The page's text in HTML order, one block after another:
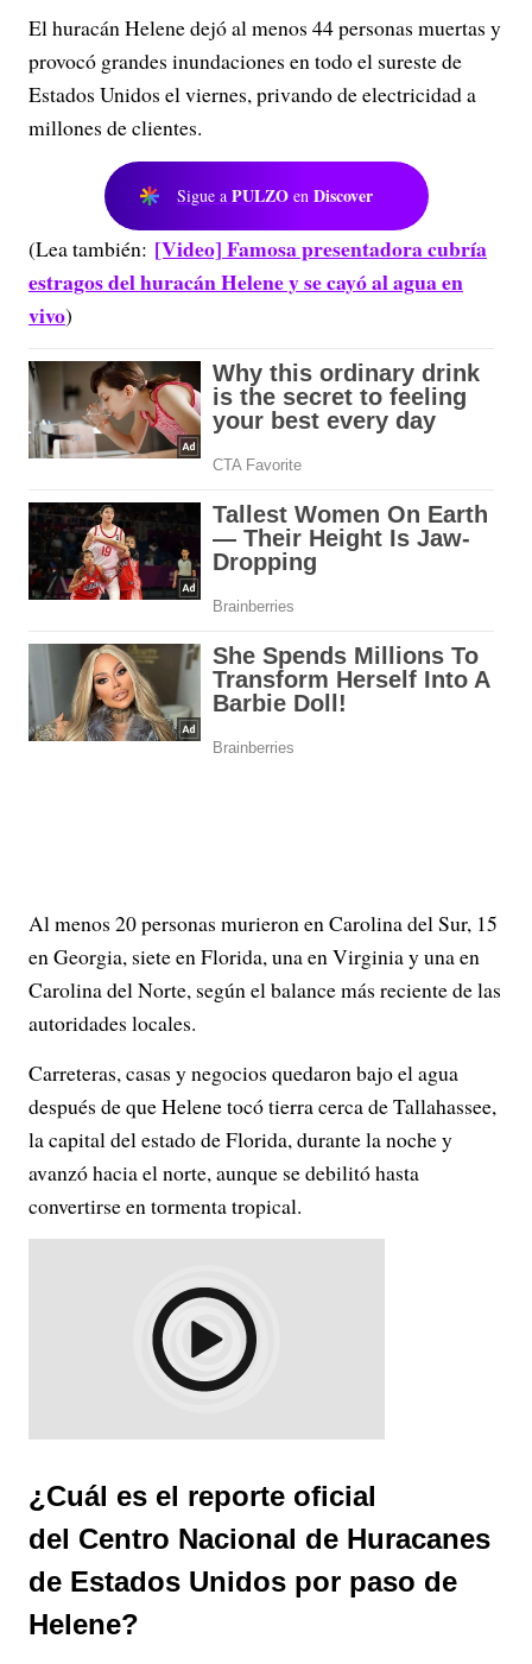
El huracán Helene dejó al menos 44 personas muertas y
provocó grandes inundaciones en todo el sureste de
Estados Unidos el viernes, privando de electricidad a
millones de clientes.
Sigue a PULZO en Discover
(Lea también: [Video] Famosa presentadora cubría
estragos del huracán Helene y se cayó al agua en
vivo)
Al menos 20 personas murieron en Carolina del Sur, 15
en Georgia, siete en Florida, una en Virginia y una en
Carolina del Norte, según el balance más reciente de las
autoridades locales.
Carreteras, casas y negocios quedaron bajo el agua
después de que Helene tocó tierra cerca de Tallahassee,
la capital del estado de Florida, durante la noche y
avanzó hacia el norte, aunque se debilitó hasta
convertirse en tormenta tropical.
¿Cuál es el reporte oficial
del Centro Nacional de Huracanes
de Estados Unidos por paso de
Helene?